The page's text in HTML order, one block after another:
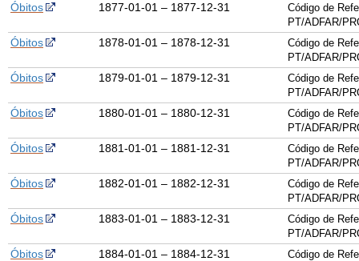
Óbitos 1877-01-01 – 1877-12-31
Código de
PT/ADFAR/
Óbitos 1878-01-01 – 1878-12-31
Código de
PT/ADFAR/
Óbitos 1879-01-01 – 1879-12-31
Código de
PT/ADFAR/
Óbitos 1880-01-01 – 1880-12-31
Código de
PT/ADFAR/
Óbitos 1881-01-01 – 1881-12-31
Código de
PT/ADFAR/
Óbitos 1882-01-01 – 1882-12-31
Código de
PT/ADFAR/
Óbitos 1883-01-01 – 1883-12-31
Código de
PT/ADFAR/
Óbitos 1884-01-01 – 1884-12-31
Código de